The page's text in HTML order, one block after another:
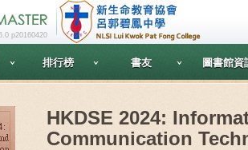
p20160420
排行榜 書友 圖書館資
HKDSE 2024:
Communication